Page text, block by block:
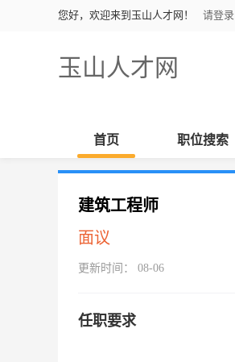
您好，欢迎来到玉山人才网！ 请登录
玉山人才网
首页 职位搜索
建筑工程师
面议
更新时间： 08-06
任职要求